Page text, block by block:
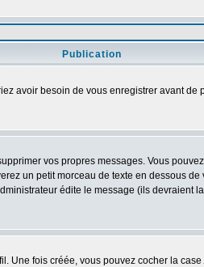
Publication
avoir besoin de vous enregistrer avant
vos propres messages. Vous
un petit morceau de texte en dessous
édite le message (ils
Une fois créée, vous pouvez cocher la case